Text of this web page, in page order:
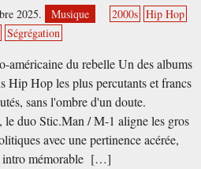
2025. Musique 2000s Hip Hop
Ségrégation
américaine du rebelle Un des albums
Hip Hop les plus percutants et francs
sans l'ombre d'un doute.
le duo Stic.Man / M-1 aligne les gros
avec une pertinence acérée,
intro mémorable […]